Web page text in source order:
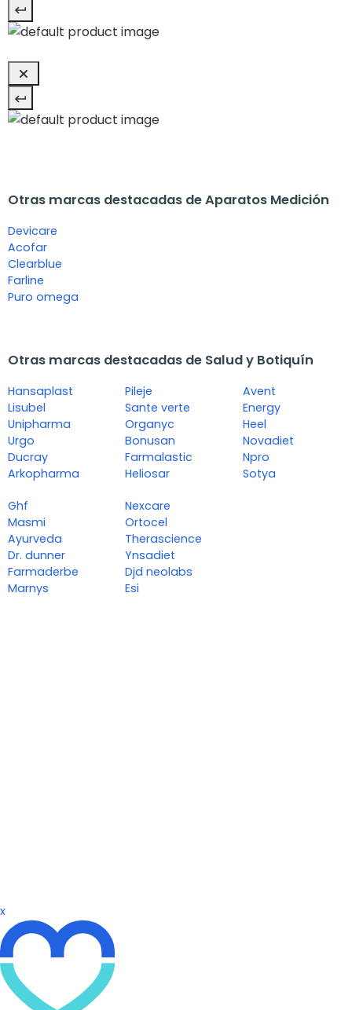
Otras marcas destacadas de Aparatos Medición
Devicare
Acofar
Clearblue
Farline
Puro omega
Otras marcas destacadas de Salud y Botiquín
Hansaplast
Lisubel
Unipharma
Urgo
Ducray
Arkopharma
Pileje
Sante verte
Organyc
Bonusan
Farmalastic
Heliosar
Avent
Energy
Heel
Novadiet
Npro
Sotya
Ghf
Masmi
Ayurveda
Dr. dunner
Farmaderbe
Marnys
Nexcare
Ortocel
Therascience
Ynsadiet
Djd neolabs
Esi
x